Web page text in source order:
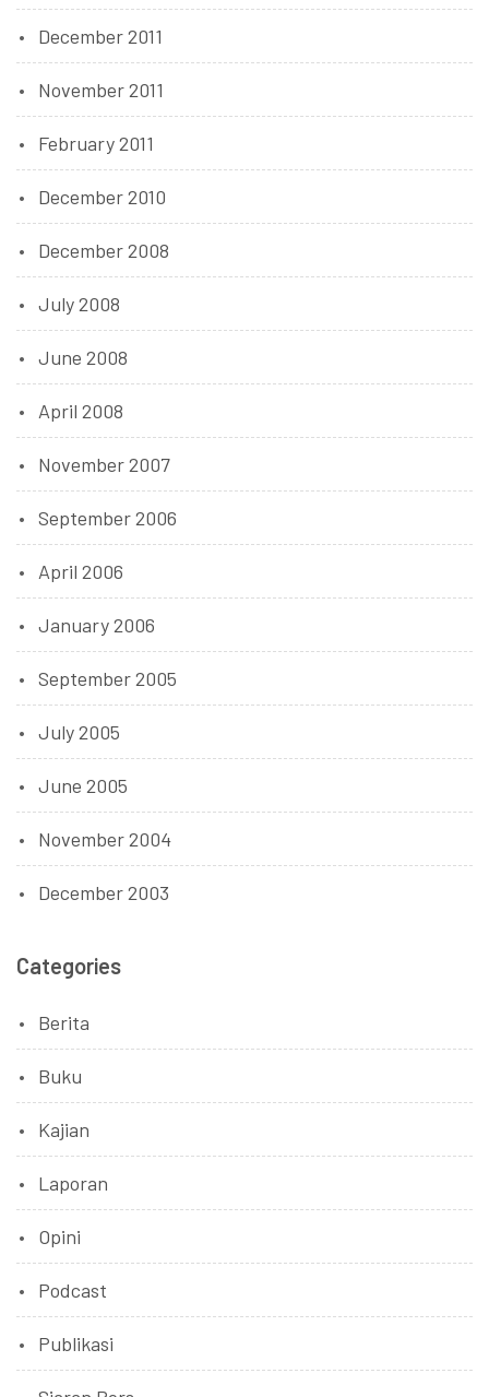
December 2011
November 2011
February 2011
December 2010
December 2008
July 2008
June 2008
April 2008
November 2007
September 2006
April 2006
January 2006
September 2005
July 2005
June 2005
November 2004
December 2003
Categories
Berita
Buku
Kajian
Laporan
Opini
Podcast
Publikasi